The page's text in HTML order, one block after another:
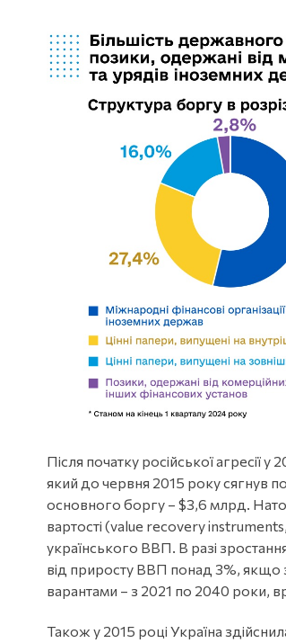
Після початку російської агресії
який до червня 2015 року сягнув
основного боргу – $3,6 млрд.
вартості (value recovery
українського ВВП. В разі
від приросту ВВП понад 3%, якщо
варантами – з 2021 по 2040 роки,
Також у 2015 році Україна